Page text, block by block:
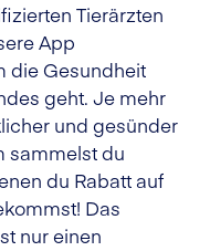
Tierärzten
App
die Gesundheit
geht. Je mehr
und gesünder
sammelst du
du Rabatt auf
Das
nur einen